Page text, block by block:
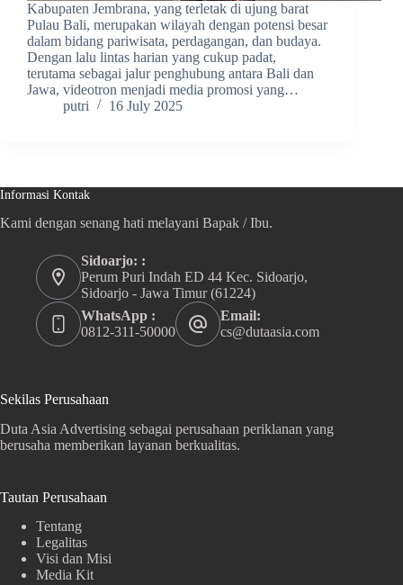
Kabupaten Jembrana, yang terletak di ujung barat
Pulau Bali, merupakan wilayah dengan potensi besar
dalam bidang pariwisata, perdagangan, dan budaya.
Dengan lalu lintas harian yang cukup padat,
terutama sebagai jalur penghubung antara Bali dan
Jawa, videotron menjadi media promosi yang…
putri
16 July 2025
Informasi Kontak
Kami dengan senang hati melayani Bapak / Ibu.
Sidoarjo: :
Perum Puri Indah ED 44 Kec. Sidoarjo,
Sidoarjo - Jawa Timur (61224)
WhatsApp :
0812-311-50000
Email:
cs@dutaasia.com
Sekilas Perusahaan
Duta Asia Advertising sebagai perusahaan periklanan yang
berusaha memberikan layanan berkualitas.
Tautan Perusahaan
Tentang
Legalitas
Visi dan Misi
Media Kit